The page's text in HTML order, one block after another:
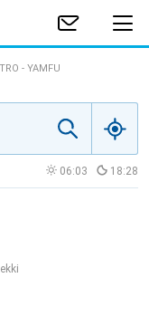
- YAMFU
06:03 18:28